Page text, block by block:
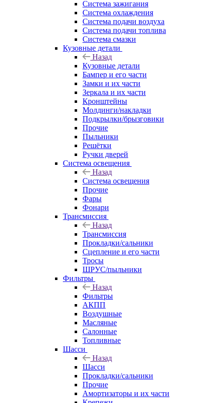
Система зажигания
Система охлаждения
Система подачи воздуха
Система подачи топлива
Система смазки
Кузовные детали
Назад
Кузовные детали
Бампер и его части
Замки и их части
Зеркала и их части
Кронштейны
Молдинги/накладки
Подкрылки/брызговики
Прочие
Пыльники
Решётки
Ручки дверей
Система освещения
Назад
Система освещения
Прочие
Фары
Фонари
Трансмиссия
Назад
Трансмиссия
Прокладки/сальники
Сцепление и его части
Тросы
ШРУС/пыльники
Фильтры
Назад
Фильтры
АКПП
Воздушные
Масляные
Салонные
Топливные
Шасси
Назад
Шасси
Прокладки/сальники
Прочие
Амортизаторы и их части